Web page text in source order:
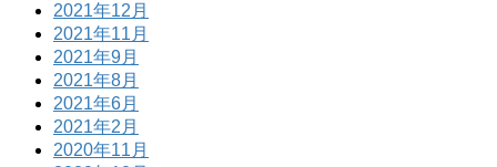
2021年12月
2021年11月
2021年9月
2021年8月
2021年6月
2021年2月
2020年11月